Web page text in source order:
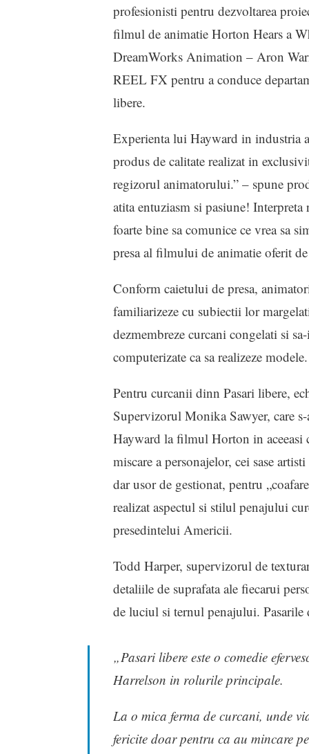
profesionisti pentru dezvoltarea
filmul de animatie Horton Hears a
DreamWorks Animation – Aron
REEL FX pentru a conduce
libere.
Experienta lui Hayward in industria
produs de calitate realizat in
regizorul animatorului.” – spune
atita entuziasm si pasiune!
foarte bine sa comunice ce vrea sa
presa al filmului de animatie oferit
Conform caietului de presa,
familiarizeze cu subiectii lor
dezmembreze curcani congelati si
computerizate ca sa realizeze modele.
Pentru curcanii dinn Pasari libere,
Supervizorul Monika Sawyer, care
Hayward la filmul Horton in aceeasi
miscare a personajelor, cei sase
dar usor de gestionat, pentru
realizat aspectul si stilul penajului
presedintelui Americii.
Todd Harper, supervizorul de
detaliile de suprafata ale fiecarui
de luciul si ternul penajului. Pasarile
„Pasari libere este o comedie
Harrelson in rolurile principale.
La o mica ferma de curcani, unde
fericite doar pentru ca au mincare